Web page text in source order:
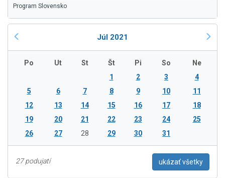
Program Slovensko
Júl 2021
Po Ut St Št Pi So
Ne
1
2 3
4
5
6 7 8 9 10
11
12
13 14 15 16 17
18
19
20 21 22 23 24
25
26
27 28 29 30 31
27 podujatí ukázať všetky